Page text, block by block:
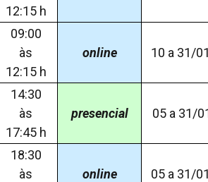
12:15 h
09:00
às
12:15 h
online 10 a 31/
14:30
às
17:45 h
presencial 05 a 31/
18:30
às
online 05 a 31/